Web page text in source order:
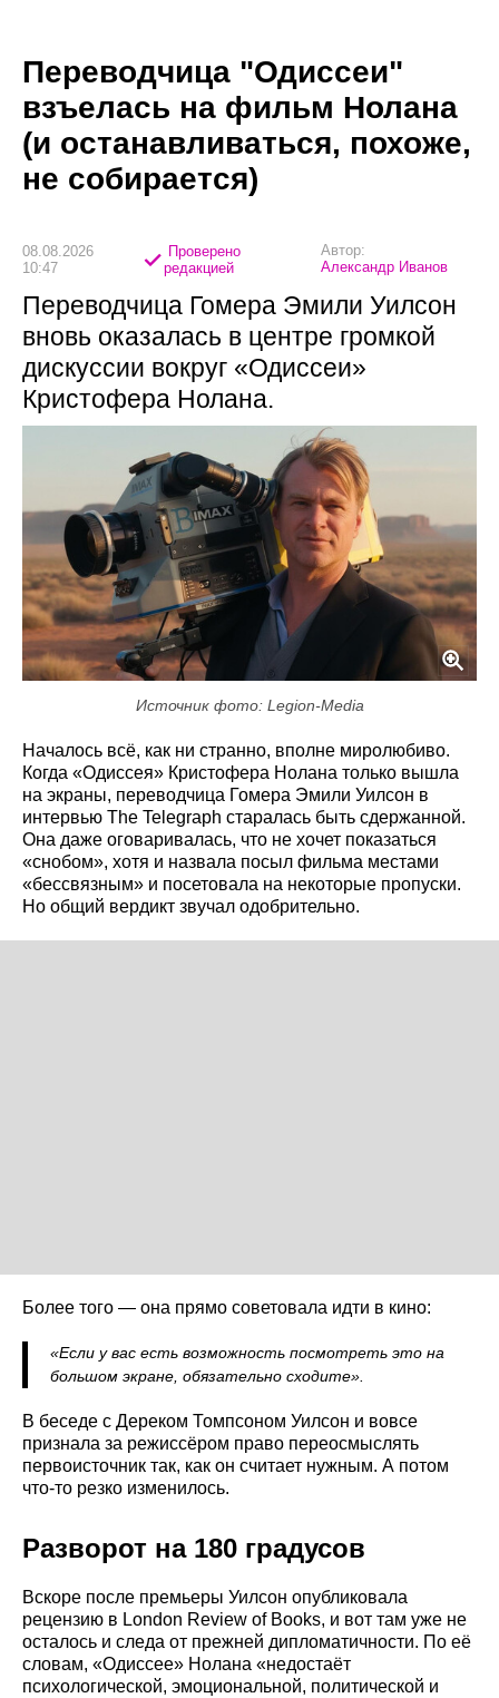
Переводчица "Одиссеи"
взъелась на фильм Нолана
(и останавливаться, похоже,
не собирается)
08.08.2026
10:47
Проверено
редакцией
Автор:
Александр Иванов
Переводчица Гомера Эмили Уилсон
вновь оказалась в центре громкой
дискуссии вокруг «Одиссеи»
Кристофера Нолана.
Источник фото: Legion-Media
Началось всё, как ни странно, вполне миролюбиво.
Когда «Одиссея» Кристофера Нолана только вышла
на экраны, переводчица Гомера Эмили Уилсон в
интервью The Telegraph старалась быть сдержанной.
Она даже оговаривалась, что не хочет показаться
«снобом», хотя и назвала посыл фильма местами
«бессвязным» и посетовала на некоторые пропуски.
Но общий вердикт звучал одобрительно.
Более того — она прямо советовала идти в кино:
«Если у вас есть возможность посмотреть это на
большом экране, обязательно сходите».
В беседе с Дереком Томпсоном Уилсон и вовсе
признала за режиссёром право переосмыслять
первоисточник так, как он считает нужным. А потом
что-то резко изменилось.
Разворот на 180 градусов
Вскоре после премьеры Уилсон опубликовала
рецензию в London Review of Books, и вот там уже не
осталось и следа от прежней дипломатичности. По её
словам, «Одиссее» Нолана «недостаёт
психологической, эмоциональной, политической и